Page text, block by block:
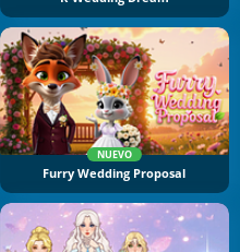
NUEVO
Furry Wedding Proposal